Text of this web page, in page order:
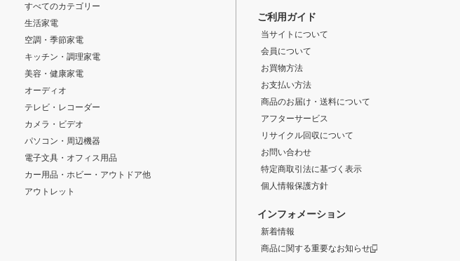
すべてのカテゴリー
生活家電
空調・季節家電
キッチン・調理家電
美容・健康家電
オーディオ
テレビ・レコーダー
カメラ・ビデオ
パソコン・周辺機器
電子文具・オフィス用品
カー用品・ホビー・アウトドア他
アウトレット
ご利用ガイド
当サイトについて
会員について
お買物方法
お支払い方法
商品のお届け・送料について
アフターサービス
リサイクル回収について
お問い合わせ
特定商取引法に基づく表示
個人情報保護方針
インフォメーション
新着情報
商品に関する重要なお知らせ